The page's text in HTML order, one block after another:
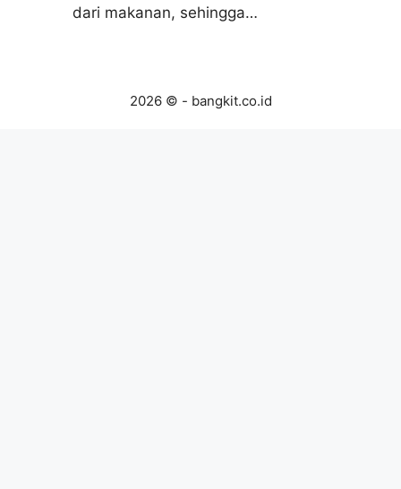
dari makanan, sehingga…
2026 © - bangkit.co.id